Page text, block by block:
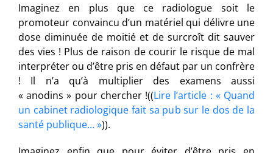
Imaginez en plus que ce radiologue soit le
promoteur convaincu d’un matériel qui délivre une
dose diminuée de moitié et de surcroît dit sauver
des vies ! Plus de raison de courir le risque de mal
interpréter ou d’être pris en défaut par un confrère
! Il n’a qu’à multiplier des examens aussi
« anodins » pour chercher !((Lire l’article : « Quand
un cabinet radiologique fait sa pub sur le dos de la
santé publique… »)).